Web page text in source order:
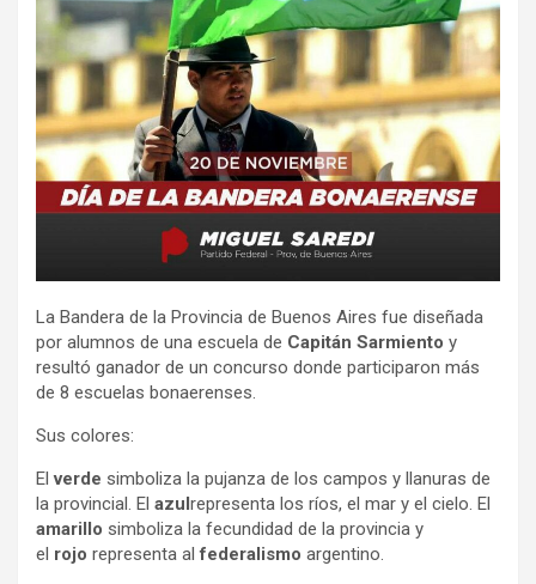
La Bandera de la Provincia de Buenos Aires fue diseñada
por alumnos de una escuela de Capitán Sarmiento y
resultó ganador de un concurso donde participaron más
de 8 escuelas bonaerenses.
Sus colores:
Elverde simboliza la pujanza de los campos y llanuras de
la provincial. El azulrepresenta los ríos, el mar y el cielo. El
amarillo simboliza la fecundidad de la provincia y
el rojo representa alfederalismo argentino.